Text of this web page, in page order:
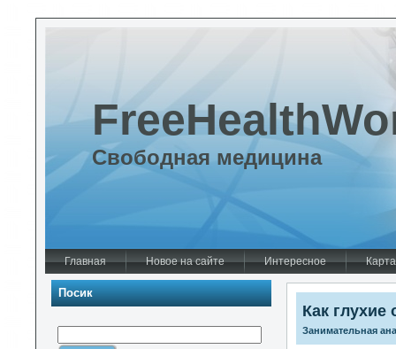
Свободная медицина
Главная Новое на сайте Интересное
Посик
Как
Занимательная